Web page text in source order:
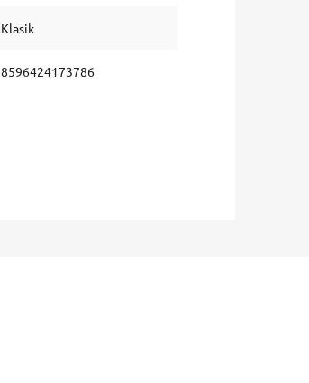
Klasik
8596424173786